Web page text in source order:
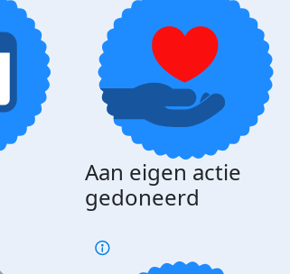
Aan eigen actie
gedoneerd